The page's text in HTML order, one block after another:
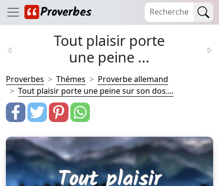
Tout plaisir porte
une peine ...
Proverbes Thémes
Proverbe allemand
Tout plaisir porte une peine sur son dos....